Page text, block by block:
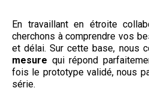
En travaillant en étroite
cherchons à comprendre vos
et délai. Sur cette base, nous
mesure qui répond
fois le prototype validé, nous
série.